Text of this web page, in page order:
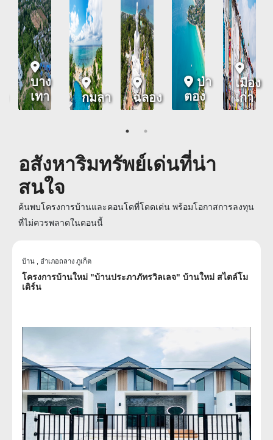
บาง
เทา
กมลา ฉลอง
ป่า
ตอง
เมือง
เก่า
อสังหาริมทรัพย์เด่นที่น่า
สนใจ
ค้นพบโครงการบ้านและคอนโดที่โดดเด่น พร้อมโอกาสการลงทุน
ที่ไม่ควรพลาดในตอนนี้
บ้าน , อำเภอถลาง ภูเก็ต
โครงการบ้านใหม่ "บ้านประภาภัทรวิลเลจ" บ้านใหม่ สไตล์โม
เดิร์น